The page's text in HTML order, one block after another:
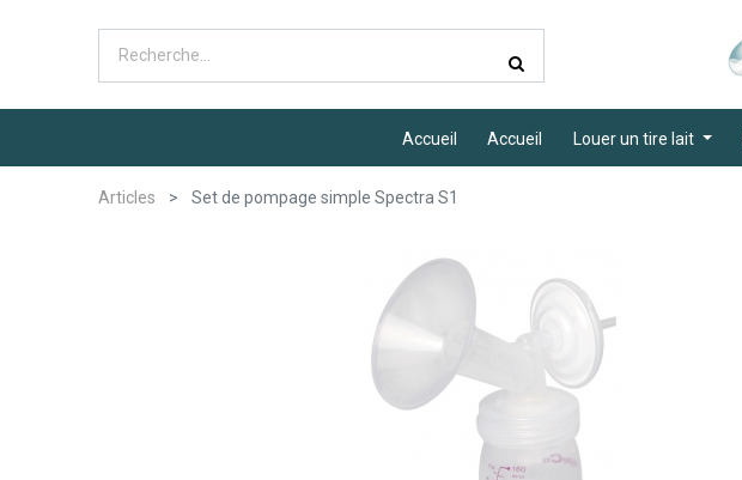
Accueil Accueil Louer un tire lait
Articles Set de pompage simple Spectra S1